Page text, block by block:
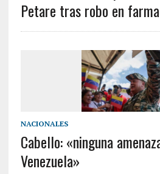
Petare tras robo en
NACIONALES
Cabello: «ninguna
Venezuela»